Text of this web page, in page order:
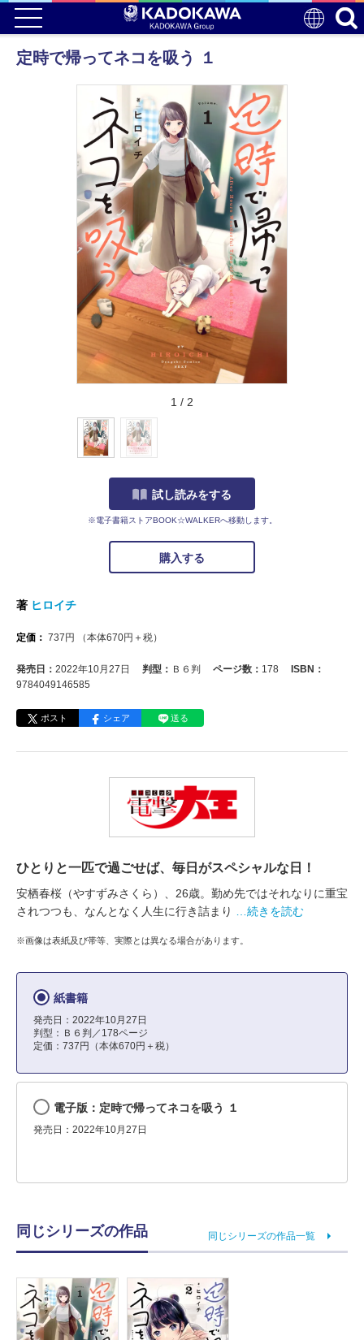
定時で帰ってネコを吸う １
1 / 2
試し読みをする
※電子書籍ストアBOOK☆WALKERへ移動します。
購入する
著 ヒロイチ
定価： 737 円 （本体670円＋税）
発売日： 2022年10月27日 判型： Ｂ６判 ページ数： 178
ISBN：
9784049146585
ポスト シェア 送る
ひとりと一匹で過ごせば、毎日がスペシャルな日！
安栖春桜（やすずみさくら）、26歳。勤め先ではそれなりに重宝
されつつも、なんとなく人生に行き詰まり
…続きを読む
※画像は表紙及び帯等、実際とは異なる場合があります。
紙書籍
発売日：2022年10月27日
判型：Ｂ６判／178ページ
定価：737円（本体670円＋税）
電子版：定時で帰ってネコを吸う １
発売日：2022年10月27日
同じシリーズの作品 同じシリーズの作品一覧